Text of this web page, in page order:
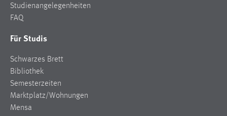
Studienangelegenheiten
FAQ
Für Studis
Schwarzes Brett
Bibliothek
Semesterzeiten
Marktplatz/Wohnungen
Mensa